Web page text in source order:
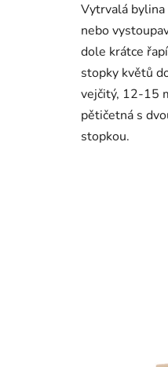
Vytrvalá bylina
nebo
dole krátce
stopky květů
vejčitý, 12-15
pětičetná s
stopkou.